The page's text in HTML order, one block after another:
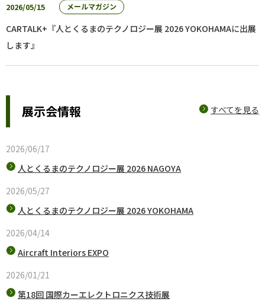
2026/05/15 メールマガジン
CARTALK+『人とくるまのテクノロジー展 2026 YOKOHAMAに出展
します』
展示会情報 すべてを見る
2026/06/17
人とくるまのテクノロジー展 2026 NAGOYA
2026/05/27
人とくるまのテクノロジー展 2026 YOKOHAMA
2026/04/14
Aircraft Interiors EXPO
2026/01/21
第18回 国際カーエレクトロニクス技術展